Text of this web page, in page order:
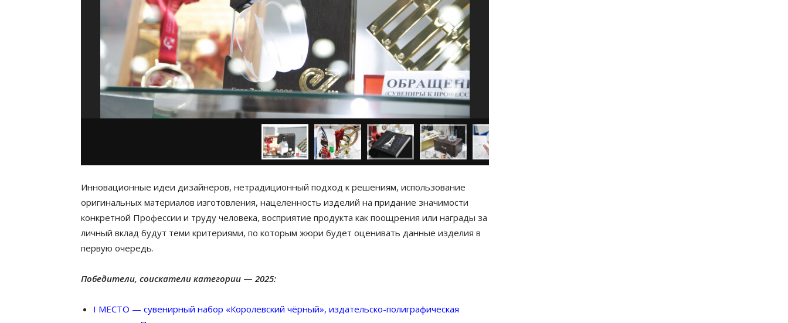
Инновационные идеи дизайнеров, нетрадиционный подход к решениям, использование
оригинальных материалов изготовления, нацеленность изделий на придание значимости
конкретной Профессии и труду человека, восприятие продукта как поощрения или награды за
личный вклад будут теми критериями, по которым жюри будет оценивать данные изделия в
первую очередь.
Победители, соискатели категории — 2025:
I МЕСТО — сувенирный набор «Королевский чёрный», издательско-полиграфическая